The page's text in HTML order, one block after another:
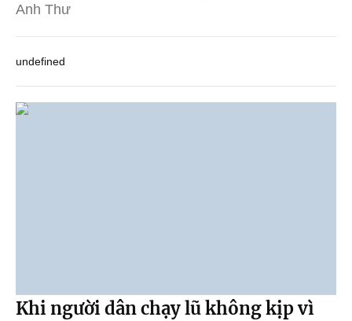
Anh Thư
undefined
Khi người dân chạy lũ không kịp vì